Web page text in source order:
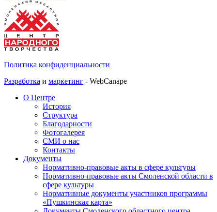
Политика конфиденциальности
Разработка и маркетинг - WebCanape
О Центре
История
Структура
Благодарности
Фотогалерея
СМИ о нас
Контакты
Документы
Нормативно-правовые акты в сфере культуры
Нормативно-правовые акты Смоленской области в
сфере культуры
Нормативные документы участников программы
«Пушкинская карта»